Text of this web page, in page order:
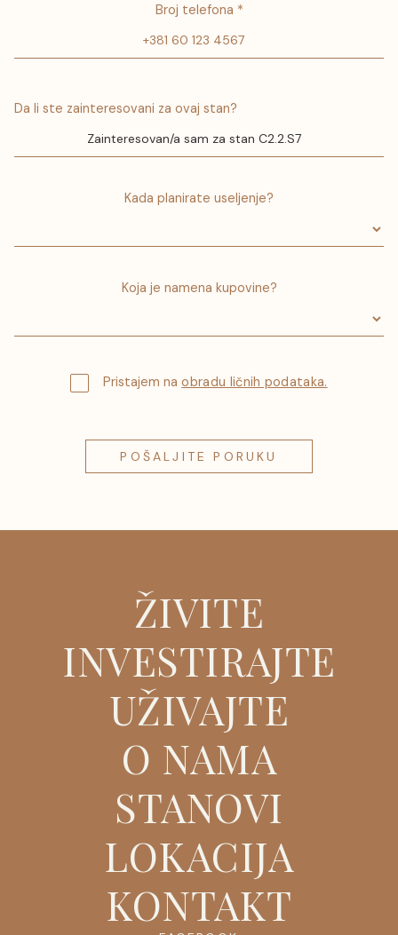
Broj telefona *
Da li ste zainteresovani za ovaj stan?
Kada planirate useljenje?
Koja je namena kupovine?
Pristajem naobradu ličnih podataka.
ŽIVITE
INVESTIRAJTE
UŽIVAJTE
O NAMA
STANOVI
LOKACIJA
KONTAKT